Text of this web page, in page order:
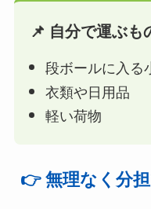
📌 自分で運ぶも
段ボールに入る
衣類や日用品
軽い荷物
👉 無理なく分